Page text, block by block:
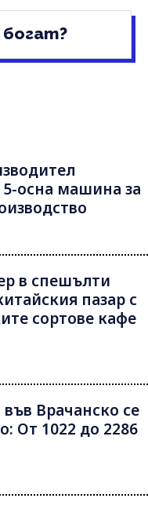
5-осна машина за
в спешълти
пазар с
сортове кафе
Врачанско се
От 1022 до 2286